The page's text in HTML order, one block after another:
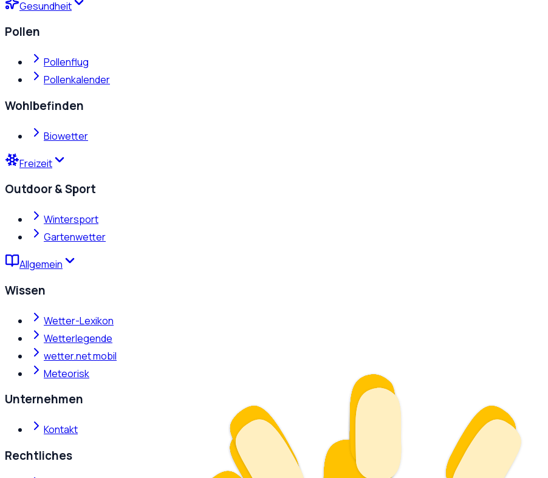
Gesundheit
Pollen
Pollenflug
Pollenkalender
Wohlbefinden
Biowetter
Freizeit
Outdoor & Sport
Wintersport
Gartenwetter
Allgemein
Wissen
Wetter-Lexikon
Wetterlegende
wetter.net mobil
Meteorisk
Unternehmen
Kontakt
Rechtliches